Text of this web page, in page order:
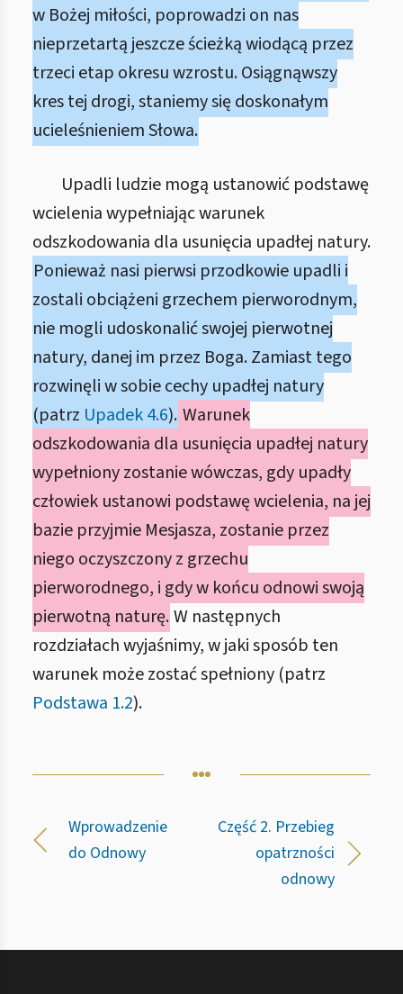
w Bożej miłości, poprowadzi on nas
nieprzetartą jeszcze ścieżką wiodącą przez
trzeci etap okresu wzrostu. Osiągnąwszy
kres tej drogi, staniemy się doskonałym
ucieleśnieniem Słowa.
Upadli ludzie mogą ustanowić podstawę
wcielenia wypełniając warunek
odszkodowania dla usunięcia upadłej natury.
Ponieważ nasi pierwsi przodkowie upadli i
zostali obciążeni grzechem pierworodnym,
nie mogli udoskonalić swojej pierwotnej
natury, danej im przez Boga. Zamiast tego
rozwinęli w sobie cechy upadłej natury
(patrz Upadek 4.6). Warunek
odszkodowania dla usunięcia upadłej natury
wypełniony zostanie wówczas, gdy upadły
człowiek ustanowi podstawę wcielenia, na jej
bazie przyjmie Mesjasza, zostanie przez
niego oczyszczony z grzechu
pierworodnego, i gdy w końcu odnowi swoją
pierwotną naturę.W następnych
rozdziałach wyjaśnimy, w jaki sposób ten
warunek może zostać spełniony (patrz
Podstawa 1.2).
Wprowadzenie
do Odnowy
Część 2. Przebieg
opatrzności
odnowy